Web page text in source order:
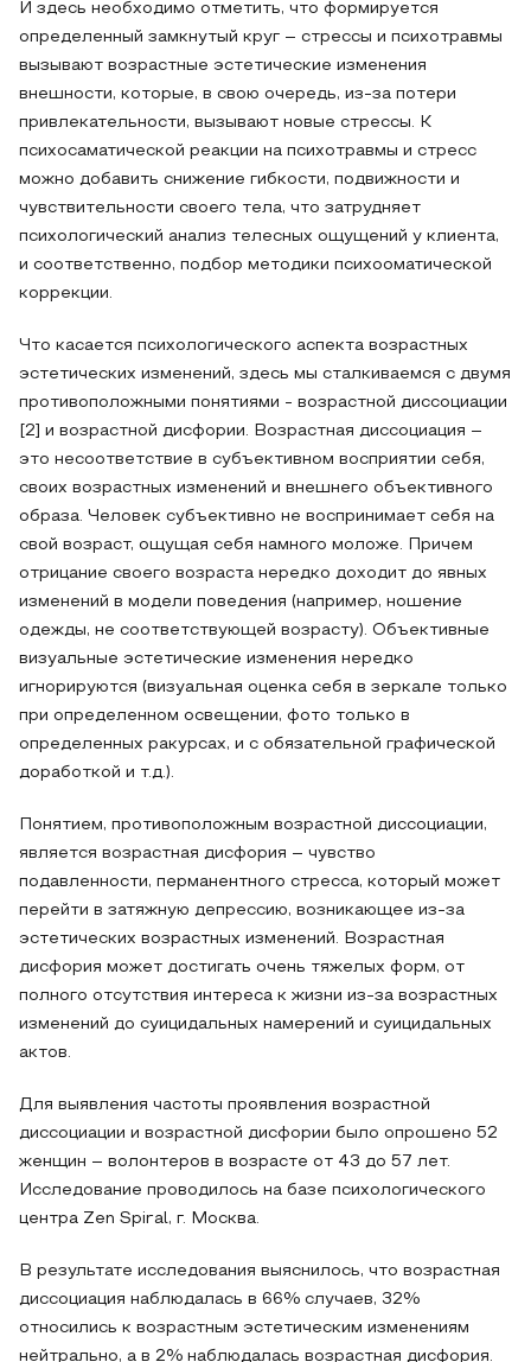
И здесь необходимо отметить, что формируется
определенный замкнутый круг – стрессы и психотравмы
вызывают возрастные эстетические изменения
внешности, которые, в свою очередь, из-за потери
привлекательности, вызывают новые стрессы. К
психосаматической реакции на психотравмы и стресс
можно добавить снижение гибкости, подвижности и
чувствительности своего тела, что затрудняет
психологический анализ телесных ощущений у клиента,
и соответственно, подбор методики психооматической
коррекции.
Что касается психологического аспекта возрастных
эстетических изменений, здесь мы сталкиваемся с двумя
противоположными понятиями - возрастной диссоциации
[2] и возрастной дисфории. Возрастная диссоциация –
это несоответствие в субъективном восприятии себя,
своих возрастных изменений и внешнего объективного
образа. Человек субъективно не воспринимает себя на
свой возраст, ощущая себя намного моложе. Причем
отрицание своего возраста нередко доходит до явных
изменений в модели поведения (например, ношение
одежды, не соответствующей возрасту). Объективные
визуальные эстетические изменения нередко
игнорируются (визуальная оценка себя в зеркале только
при определенном освещении, фото только в
определенных ракурсах, и с обязательной графической
доработкой и т.д.).
Понятием, противоположным возрастной диссоциации,
является возрастная дисфория – чувство
подавленности, перманентного стресса, который может
перейти в затяжную депрессию, возникающее из-за
эстетических возрастных изменений. Возрастная
дисфория может достигать очень тяжелых форм, от
полного отсутствия интереса к жизни из-за возрастных
изменений до суицидальных намерений и суицидальных
актов.
Для выявления частоты проявления возрастной
диссоциации и возрастной дисфории было опрошено 52
женщин – волонтеров в возрасте от 43 до 57 лет.
Исследование проводилось на базе психологического
центра Zen Spiral, г. Москва.
В результате исследования выяснилось, что возрастная
диссоциация наблюдалась в 66% случаев, 32%
относились к возрастным эстетическим изменениям
нейтрально, а в 2% наблюдалась возрастная дисфория.